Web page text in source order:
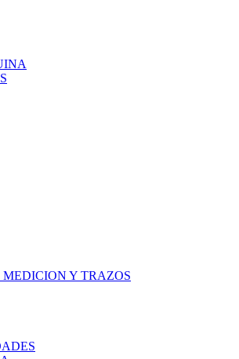
Y TRAZOS